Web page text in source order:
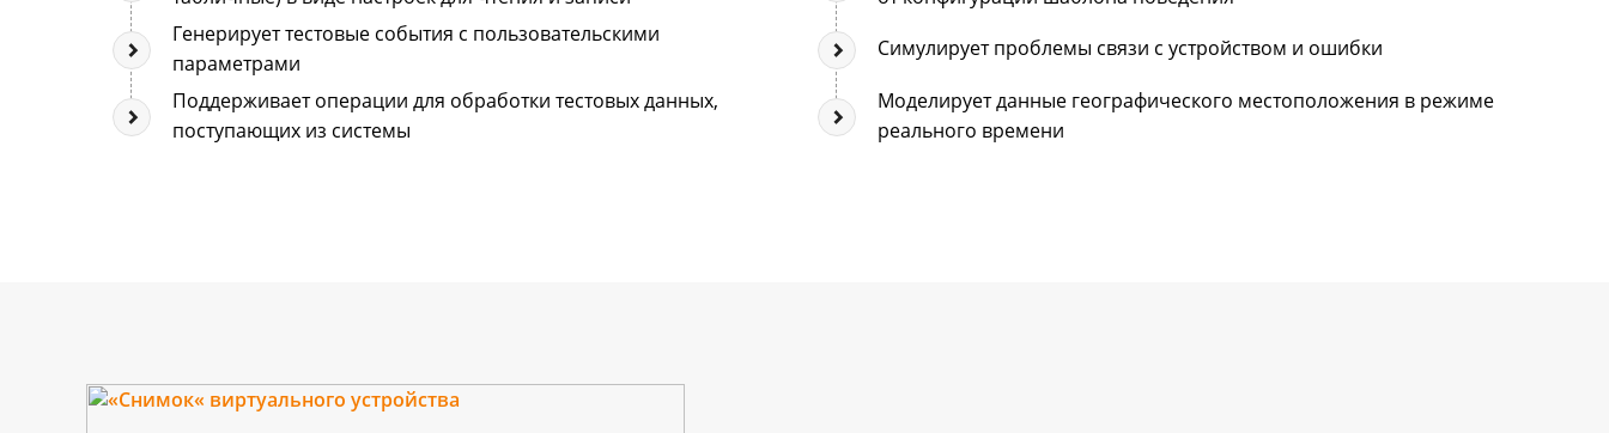
Генерирует тестовые события с пользовательскими
параметрами
Симулирует проблемы связи с устройством и ошибки
Поддерживает операции для обработки тестовых данных,
поступающих из системы
Моделирует данные географического местоположения в режиме
реального времени